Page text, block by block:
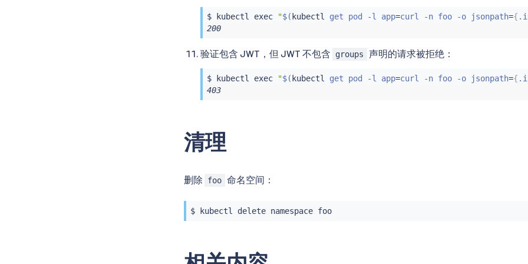
$ kubectl exec "$( kubectl get pod -l app=curl -n foo -o jsonpath={
200
验证包含 JWT，但 JWT 不包含 groups 声明的请求被拒绝：
$ kubectl exec "$( kubectl get pod -l app=curl -n foo -o jsonpath={
403
清理
删除 foo 命名空间：
$ kubectl delete namespace foo